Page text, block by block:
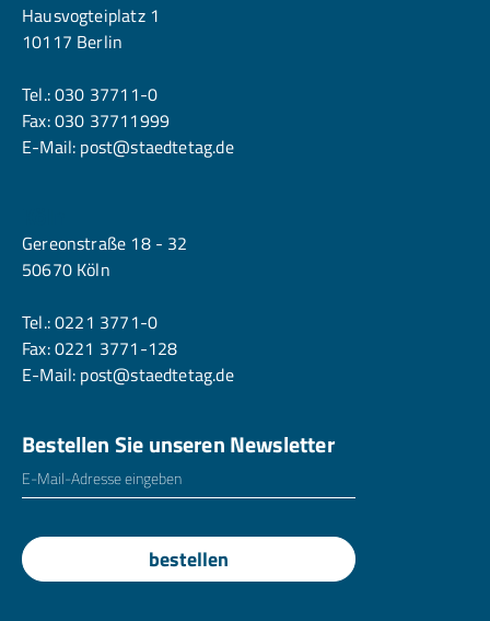
Hausvogteiplatz 1
10117 Berlin
Tel.:030 37711-0
Fax: 030 37711999
E-Mail: post@staedtetag.de
Gereonstraße 18 - 32
50670 Köln
Tel.:0221 3771-0
Fax: 0221 3771-128
E-Mail: post@staedtetag.de
Bestellen Sie unseren Newsletter
E-Mailadresse
bestellen